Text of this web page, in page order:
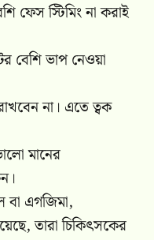
ফেস স্টিমিং না করাই
বেশি ভাপ নেওয়া
না। এতে ত্বক
মানের
বা এগজিমা,
তারা চিকিৎসকের